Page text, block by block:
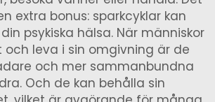
extra bonus: sparkcyklar kan
psykiska hälsa. När människor
och leva i sin omgivning är de
och mer sammanbundna
Och de kan behålla sin